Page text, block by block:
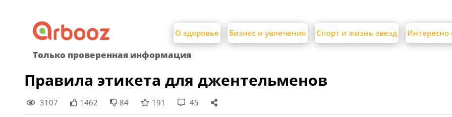
content
О здоровье Бизнес и увлечения Спорт и жизнь звезд
Только проверенная информация
Правила этикета для джентельменов
3107 1462 84 191 45